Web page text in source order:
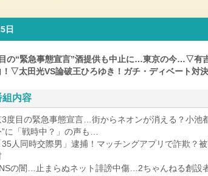
日
の“緊急事態宣言”酒提供も中止に…東京の今…▽有
！▽太田光VS論破王ひろゆき！ガチ・ディベート対
組内容
度目の緊急事態宣言…街からネオンが消える？小池
に「戦時中？」の声も…
人同時交際男」逮捕！マッチングアプリで詐欺？
の闇…止まらぬネット誹謗中傷…2ちゃんねる創設